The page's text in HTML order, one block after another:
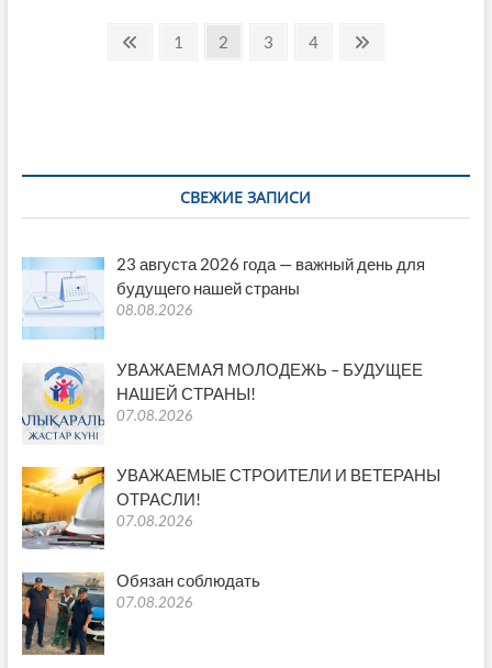
ПагинацияПред.Страница
1 Страница
2 Страница
3 Страница
4
След.
СВЕЖИЕ ЗАПИСИ
23 августа 2026 года — важный день для
будущего нашей страны
08.08.2026
УВАЖАЕМАЯ МОЛОДЕЖЬ – БУДУЩЕЕ
НАШЕЙ СТРАНЫ!
07.08.2026
УВАЖАЕМЫЕ СТРОИТЕЛИ И ВЕТЕРАНЫ
ОТРАСЛИ!
07.08.2026
Обязан соблюдать
07.08.2026